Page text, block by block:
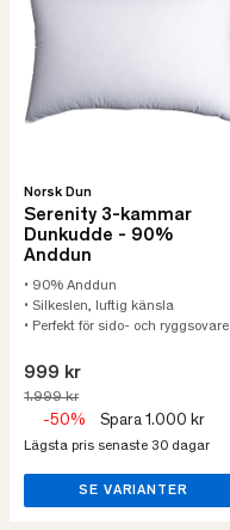
Norsk Dun
Serenity 3-kammar
Dunkudde - 90%
Anddun
• 90% Anddun
• Silkeslen, luftig känsla
• Perfekt för sido- och ryggsovare
999 kr
1.999 kr
-50% Spara 1.000 kr
Lägsta pris senaste 30 dagar
SE VARIANTER